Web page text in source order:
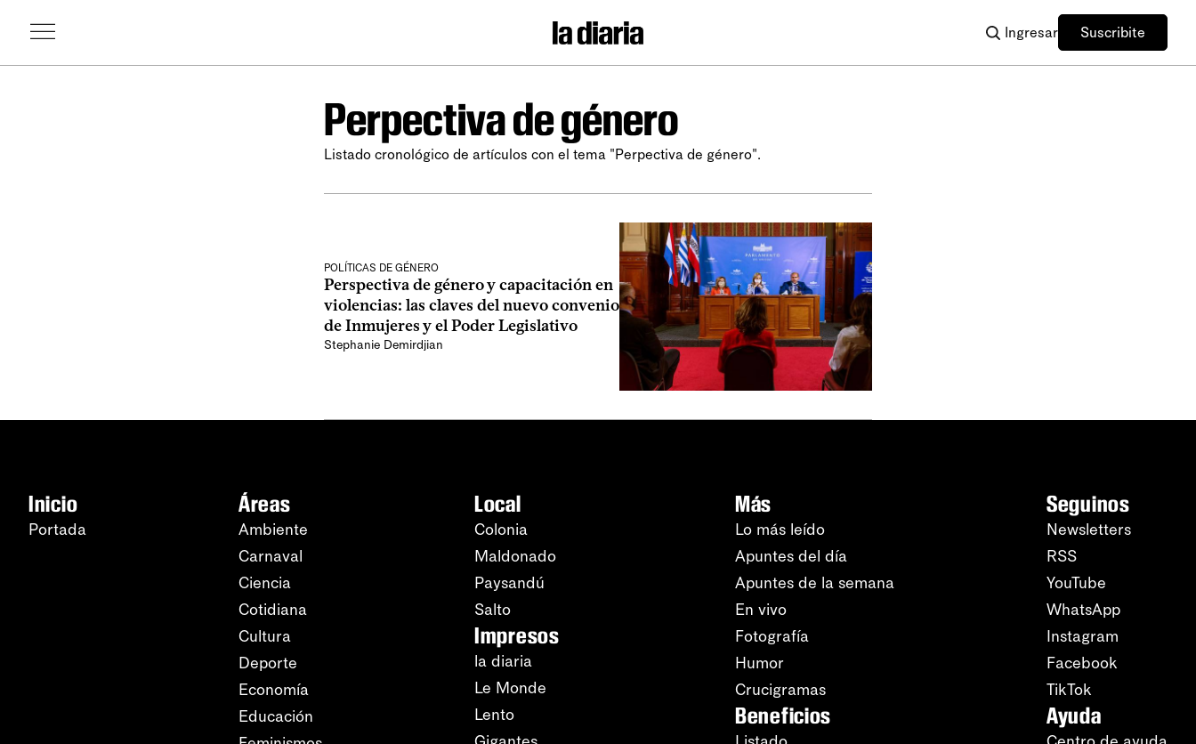
Ingresar Suscribite
Perpectiva de género
Listado cronológico de artículos con el tema "Perpectiva de género".
POLÍTICAS DE GÉNERO
Perspectiva de género y capacitación en
violencias: las claves del nuevo convenio
de Inmujeres y el Poder Legislativo
Stephanie Demirdjian
Inicio
Portada
Áreas
Ambiente
Carnaval
Ciencia
Cotidiana
Cultura
Deporte
Economía
Educación
Local
Colonia
Maldonado
Paysandú
Salto
Impresos
la diaria
Le Monde
Lento
Más
Lo más leído
Apuntes del día
Apuntes de la semana
En vivo
Fotografía
Humor
Crucigramas
Beneficios
Seguinos
Newsletters
RSS
YouTube
WhatsApp
Instagram
Facebook
TikTok
Ayuda